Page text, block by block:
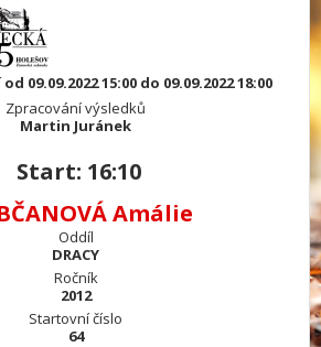
09.09.2022 15:00 do 09.09.2022 18:00
Zpracování výsledků
Martin Juránek
Start: 16:10
Amálie
Oddíl
DRACY
Ročník
2012
Startovní číslo
64